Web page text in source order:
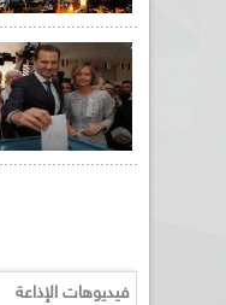
فيديوهات الإذاعة